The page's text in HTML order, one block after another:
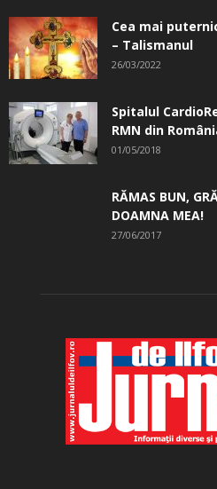
Cea mai
– Talismanul
26/03/2022
Spitalul
RMN din
01/05/2018
RĂMAS BUN,
DOAMNA MEA!
27/06/2017